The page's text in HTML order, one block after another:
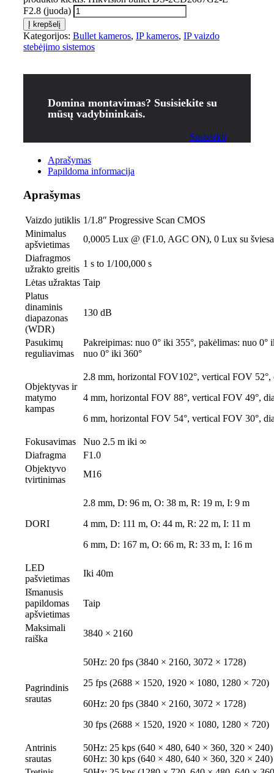
F2.8 (juoda)
Į krepšelį
Kategorijos: Bullet kameros, IP kameros, IP vaizdo
stebėjimo sistemos
Domina montavimas? Susisiekite su
mūsų vadybininkais.
Susisiekti
Aprašymas
Papildoma informacija
Aprašymas
Vaizdo jutiklis 1/1.8ʺ Progressive Scan CMOS
Minimalus
apšvietimas
0,0005 Lux @ (F1.0, AGC ON), 0 Lux su šviesa
Diafragmos
užrakto greitis
1 s to 1/100,000 s
Lėtas užraktas Taip
Platus
dinaminis
diapazonas
(WDR)
130 dB
Pasukimų
reguliavimas
Pakreipimas: nuo 0° iki 355°, pakėlimas: nuo 0°
nuo 0° iki 360°
Objektyvas ir
matymo
kampas
2.8 mm, horizontal FOV102°, vertical FOV
4 mm, horizontal FOV 88°, vertical FOV 49°,
6 mm, horizontal FOV 54°, vertical FOV 30°,
Fokusavimas
Nuo 2.5 m iki ∞
Diafragma
F1.0
Objektyvo
tvirtinimas
M16
DORI
2.8 mm, D: 96 m, O: 38 m, R: 19 m, I: 9 m
4 mm, D: 111 m, O: 44 m, R: 22 m, I: 11 m
6 mm, D: 167 m, O: 66 m, R: 33 m, I: 16 m
LED
pašvietimas
Iki 40m
Išmanusis
papildomas
apšvietimas
Taip
Maksimali
raiška
3840 × 2160
Pagrindinis
srautas
50Hz: 20 fps (3840 × 2160, 3072 × 1728)
25 fps (2688 × 1520, 1920 × 1080, 1280 × 720)
60Hz: 20 fps (3840 × 2160, 3072 × 1728)
30 fps (2688 × 1520, 1920 × 1080, 1280 × 720)
Antrinis
srautas
50Hz: 25 kps (640 × 480, 640 × 360, 320 × 240)
60Hz: 30 kps (640 × 480, 640 × 360, 320 × 240)